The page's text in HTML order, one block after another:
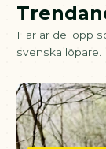
Här är de lopp
svenska löpare.